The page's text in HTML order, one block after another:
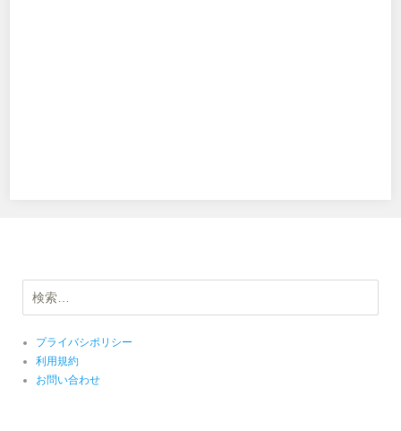
索:
プライバシポリシー
利用規約
お問い合わせ